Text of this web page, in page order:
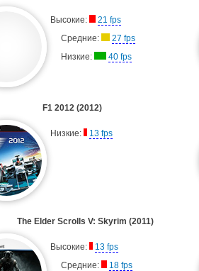
Высокие:
21 fps
Средние:
27 fps
Низкие:
40 fps
F1 2012 (2012)
Низкие: 13 fps
The Elder Scrolls V: Skyrim (2011)
Высокие:
13 fps
Средние:
18 fps